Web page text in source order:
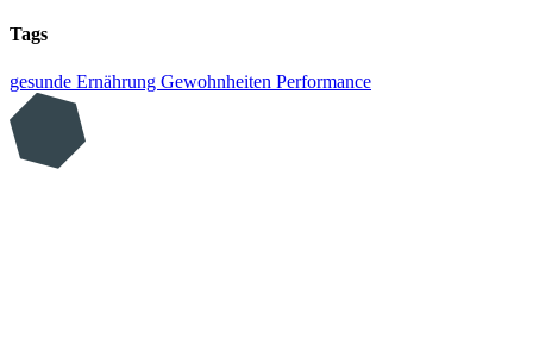
Tags
gesunde Ernährung Gewohnheiten Performance